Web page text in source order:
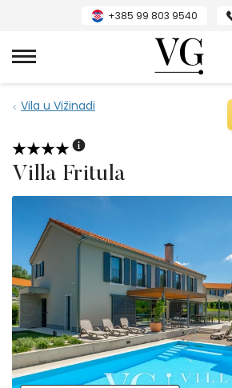
+385 99 803 9540
VillasGuide
Vila u Vižinadi
Villa Fritula